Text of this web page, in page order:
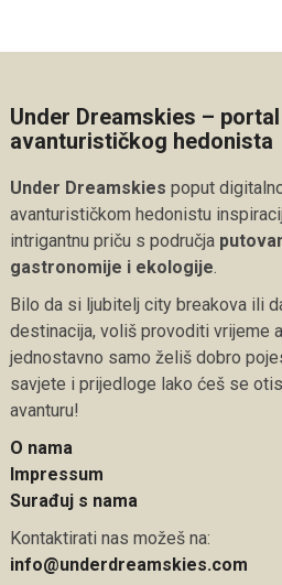
Under Dreamskies –
avanturističkog hedonista
Under Dreamskies poput
avanturističkom hedonistu
intrigantnu priču s područja
gastronomije i ekologije
Bilo da si ljubitelj city breakova ili
destinacija, voliš provoditi vrijeme
jednostavno samo želiš dobro
savjete i prijedloge lako ćeš se
avanturu!
O nama
Impressum
Surađuj s nama
Kontaktirati nas možeš na:
info@underdreamskies.com